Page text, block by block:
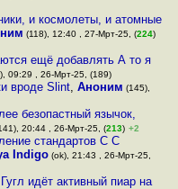
и космолеты, и атомные
(118), 12:40 , 27-Мрт-25, (224)
ещё добавлять А то я
09:29 , 26-Мрт-25, (189)
вроде Slint, Аноним (145),
безопастный язычок,
20:44 , 26-Мрт-25, (213) +2
стандартов C C
Indigo(ok), 21:43 , 26-Мрт-25,
идёт активный пиар на